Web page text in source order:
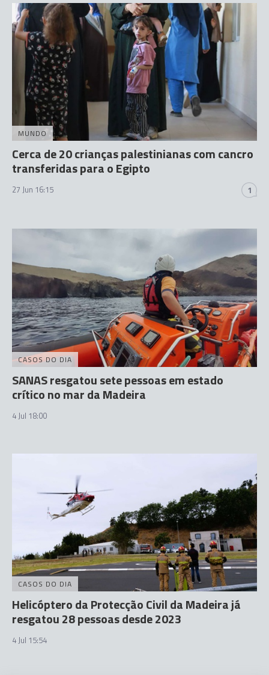
MUNDO
Cerca de 20 crianças palestinianas com cancro
transferidas para o Egipto
27 Jun 16:15 1
CASOS DO DIA
SANAS resgatou sete pessoas em estado
crítico no mar da Madeira
4 Jul 18:00
CASOS DO DIA
Helicóptero da Protecção Civil da Madeira já
resgatou 28 pessoas desde 2023
4 Jul 15:54